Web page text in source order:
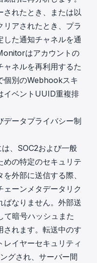
されたとき、または以
アされたとき、プラ
した通知チャネルを通
はアカウントの
ャネルを再利用するた
個別のWebhookスキ
イベントUUID重複排
データプライバシー制
、 SOC2および一般
めの特定のセキュリテ
外部に送信する際、
ーンメタデータリク
ばなりません。外部送
て暗号ハッシュまた
されます。転送中のす
イヤーセキュリティ
グされ、サーバー間